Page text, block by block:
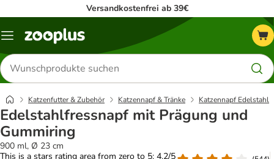
Versandkostenfrei ab 39€
Menü
Produkte
suchen
Katzenfutter & Zubehör Katzennapf & Tränke Katzennapf Edelstahl
Edelstahlfressnapf mit Prägung und
Gummiring
900 ml, Ø 23 cm
This is a stars rating area from zero to 5: 4.2/5